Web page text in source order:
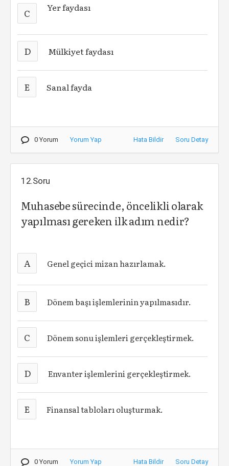
C Yer faydası
D Mülkiyet faydası
E Sanal fayda
0 Yorum Yorum Yap Hata Bildir Soru Detay
12.Soru
Muhasebe sürecinde, öncelikli olarak
yapılması gereken ilk adım nedir?
A Genel geçici mizan hazırlamak.
B Dönem başı işlemlerinin yapılmasıdır.
C Dönem sonu işlemleri gerçekleştirmek.
D Envanter işlemlerini gerçekleştirmek.
E Finansal tabloları oluşturmak.
0 Yorum Yorum Yap Hata Bildir Soru Detay